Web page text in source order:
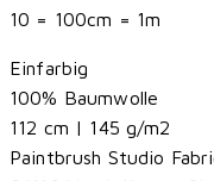
10 = 100cm = 1m
Einfarbig
100% Baumwolle
112 cm | 145 g/m2
Paintbrush Studio